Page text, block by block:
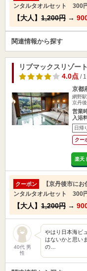
ンタルタオルセット 300
【大人】 1,200円 →
関連情報から探す
リブマックスリゾー
4.0点/ 1
京都
網野
京丹
営業
入浴
日帰
クー
楽天
クーポン
【京丹後市に
ンタルタオルセット 300
【大人】 1,200円 →
40代 男
性
やはり日本海ビ
はないかと思い
の…